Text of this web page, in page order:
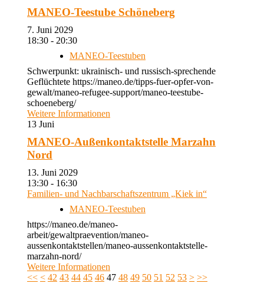
MANEO-Teestube Schöneberg
7. Juni 2029
18:30 - 20:30
MANEO-Teestuben
Schwerpunkt: ukrainisch- und russisch-sprechende
Geflüchtete https://maneo.de/tipps-fuer-opfer-von-
gewalt/maneo-refugee-support/maneo-teestube-
schoeneberg/
Weitere Informationen
13 Juni
MANEO-Außenkontaktstelle Marzahn
Nord
13. Juni 2029
13:30 - 16:30
Familien- und Nachbarschaftszentrum „Kiek in“
MANEO-Teestuben
https://maneo.de/maneo-
arbeit/gewaltpraevention/maneo-
aussenkontaktstellen/maneo-aussenkontaktstelle-
marzahn-nord/
Weitere Informationen
<< < 42 43 44 45 46 47 48 49 50 51 52 53 > >>